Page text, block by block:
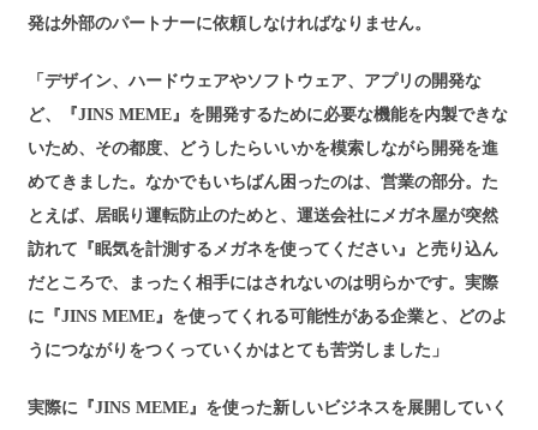
発は外部のパートナーに依頼しなければなりません。
「デザイン、ハードウェアやソフトウェア、アプリの開発な
ど、『JINS MEME』を開発するために必要な機能を内製できな
いため、その都度、どうしたらいいかを模索しながら開発を進
めてきました。なかでもいちばん困ったのは、営業の部分。た
とえば、居眠り運転防止のためと、運送会社にメガネ屋が突然
訪れて『眠気を計測するメガネを使ってください』と売り込ん
だところで、まったく相手にはされないのは明らかです。実際
に『JINS MEME』を使ってくれる可能性がある企業と、どのよ
うにつながりをつくっていくかはとても苦労しました」
実際に『JINS MEME』を使った新しいビジネスを展開していく